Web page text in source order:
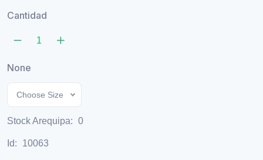
Cantidad
None
Choose Size
Stock Arequipa: 0
Id: 10063